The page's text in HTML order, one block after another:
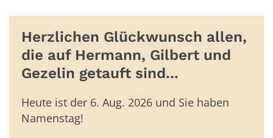
Herzlichen Glückwunsch allen,
die auf Hermann, Gilbert und
Gezelin getauft sind...
Heute ist der 6. Aug. 2026 und Sie haben
Namenstag!